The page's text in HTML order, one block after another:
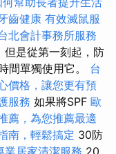
齒健康 有效滅鼠服
北會計事務所服務
但是從第一刻起，防
間單獨使用它。 台
價格，讓您更有預
服務 如果將SPF 歐
薦，為您推薦最適
南，輕鬆搞定 30防
居家清潔服務 20